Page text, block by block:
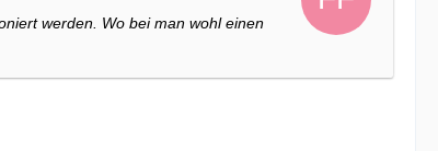
werden. Wo bei man wohl einen